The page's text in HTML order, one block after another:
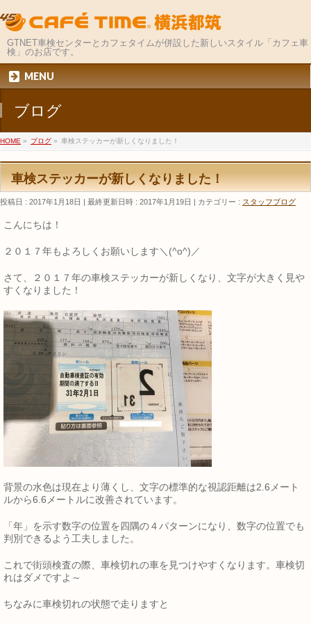
GTNET車検センターとカフェタイムが併設した新しいスタイル「カフェ車
検」のお店です。
MENU
ブログ
HOME » ブログ » 車検ステッカーが新しくなりました！
車検ステッカーが新しくなりました！
投稿日 : 2017年1月18日 最終更新日時 : 2017年1月19日 カテゴリー : スタッフブログ
こんにちは！
２０１７年もよろしくお願いします＼(^o^)／
さて、２０１７年の車検ステッカーが新しくなり、文字が大きく見や
すくなりました！
背景の水色は現在より薄くし、文字の標準的な視認距離は2.6メート
ルから6.6メートルに改善されています。
「年」を示す数字の位置を四隅の４パターンになり、数字の位置でも
判別できるよう工夫しました。
これで街頭検査の際、車検切れの車を見つけやすくなります。車検切
れはダメですよ～
ちなみに車検切れの状態で走りますと